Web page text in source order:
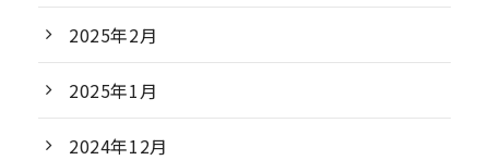
2025年2月
2025年1月
2024年12月